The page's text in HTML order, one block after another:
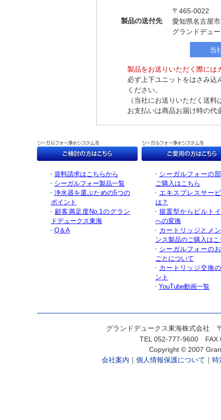
製品の送付先
〒465-0022
愛知県名古屋
グランドデュ
当
製品をお送りいただく際には
必ず上下ユニットをはさみ込
ください。
（当社にお送りいただく送
お支払いは商品お届け時の代
・ 資料請求はこちらから
・ シーガルフォー製品一覧
・ 浄水器を選ぶための5つの
ポイント
・ 顧客満足度No.1のグラン
ドデュークス東海
・ Q＆A
・ シーガルフォーの
ご購入はこちら
・ エキスプレスサー
は？
・ 据置型からビルト
への変換
・ カートリッジとメ
ンス製品のご購入はこ
・ シーガルフォーの
ごとについて
・ カートリッジ交換
ント
・ YouTube動画一覧
グランドデュークス東海株式会社
TEL 052-777-9600
Copyright © 2007
会社案内 ｜ 個人情報保護について ｜ 特